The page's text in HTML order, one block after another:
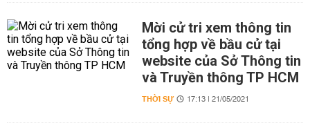
Mời cử tri xem thông tin
tổng hợp về bầu cử tại
website của Sở Thông tin
và Truyền thông TP HCM
THỜI SỰ 17:13 | 21/05/2021